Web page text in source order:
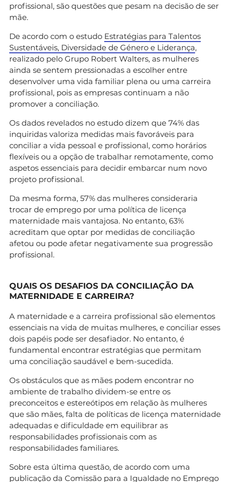
profissional, são questões que pesam na decisão de ser
mãe.
De acordo com o estudo Estratégias para Talentos
Sustentáveis, Diversidade de Género e Liderança,
realizado pelo Grupo Robert Walters, as mulheres
ainda se sentem pressionadas a escolher entre
desenvolver uma vida familiar plena ou uma carreira
profissional, pois as empresas continuam a não
promover a conciliação.
Os dados revelados no estudo dizem que 74% das
inquiridas valoriza medidas mais favoráveis para
conciliar a vida pessoal e profissional, como horários
flexíveis ou a opção de trabalhar remotamente, como
aspetos essenciais para decidir embarcar num novo
projeto profissional.
Da mesma forma, 57% das mulheres consideraria
trocar de emprego por uma política de licença
maternidade mais vantajosa. No entanto, 63%
acreditam que optar por medidas de conciliação
afetou ou pode afetar negativamente sua progressão
profissional.
QUAIS OS DESAFIOS DA CONCILIAÇÃO DA
MATERNIDADE E CARREIRA?
A maternidade e a carreira profissional são elementos
essenciais na vida de muitas mulheres, e conciliar esses
dois papéis pode ser desafiador. No entanto, é
fundamental encontrar estratégias que permitam
uma conciliação saudável e bem-sucedida.
Os obstáculos que as mães podem encontrar no
ambiente de trabalho dividem-se entre os
preconceitos e estereótipos em relação às mulheres
que são mães, falta de políticas de licença maternidade
adequadas e dificuldade em equilibrar as
responsabilidades profissionais com as
responsabilidades familiares.
Sobre esta última questão, de acordo com uma
publicação da Comissão para a Igualdade no Emprego